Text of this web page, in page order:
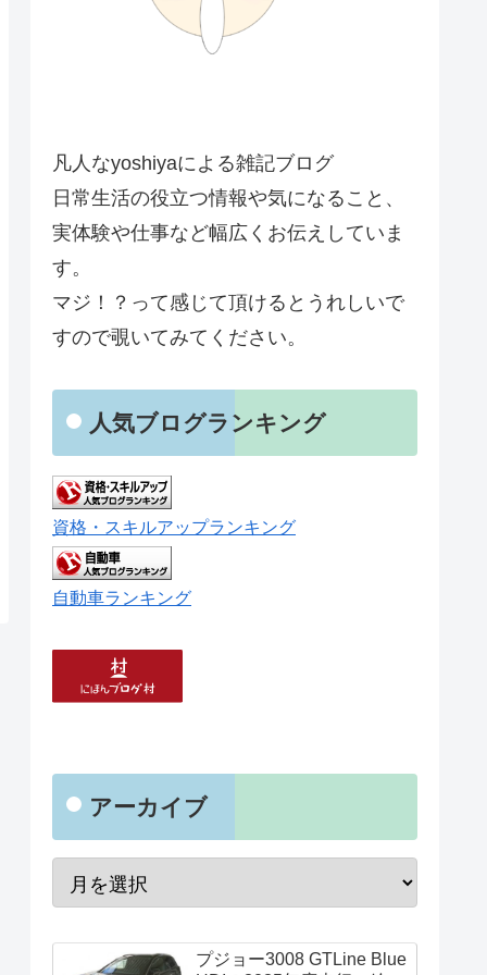
凡人なyoshiyaによる雑記ブログ
日常生活の役立つ情報や気になること、
実体験や仕事など幅広くお伝えしていま
す。
マジ！？って感じて頂けるとうれしいで
すので覗いてみてください。
人気ブログランキング
資格・スキルアップランキング
自動車ランキング
アーカイブ
プジョー3008 GTLine Blue